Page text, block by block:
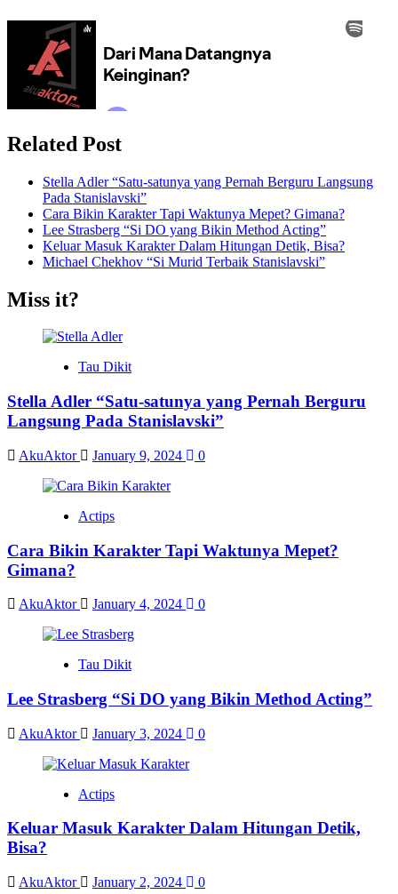
Related Post
Stella Adler “Satu-satunya yang Pernah Berguru Langsung
Pada Stanislavski”
Cara Bikin Karakter Tapi Waktunya Mepet? Gimana?
Lee Strasberg “Si DO yang Bikin Method Acting”
Keluar Masuk Karakter Dalam Hitungan Detik, Bisa?
Michael Chekhov “Si Murid Terbaik Stanislavski”
Miss it?
Tau Dikit
Stella Adler “Satu-satunya yang Pernah Berguru
Langsung Pada Stanislavski”
AkuAktor January 9, 2024 0
Actips
Cara Bikin Karakter Tapi Waktunya Mepet?
Gimana?
AkuAktor January 4, 2024 0
Tau Dikit
Lee Strasberg “Si DO yang Bikin Method Acting”
AkuAktor January 3, 2024 0
Actips
Keluar Masuk Karakter Dalam Hitungan Detik,
Bisa?
AkuAktor January 2, 2024 0